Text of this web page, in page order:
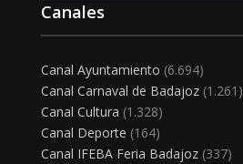
Canales
Canal Ayuntamiento (6.694)
Canal Carnaval de Badajoz(1.261)
Canal Cultura (1.328)
Canal Deporte (164)
Canal IFEBA Feria Badajoz(337)